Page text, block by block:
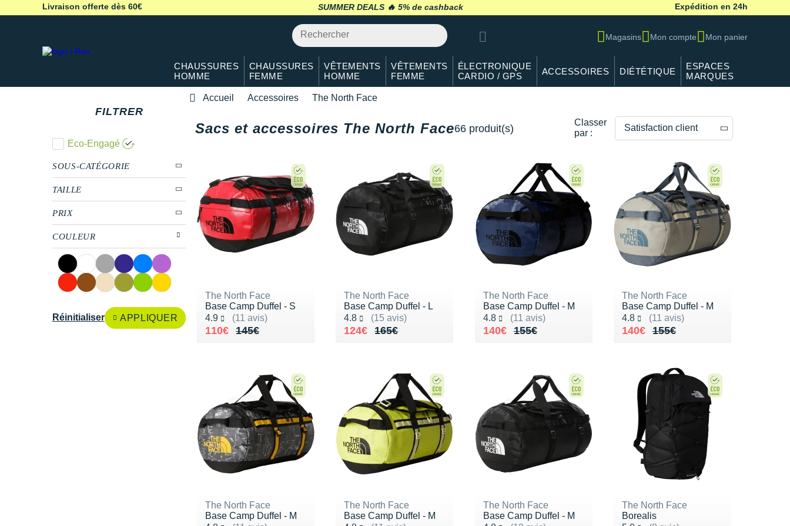
Livraison offerte dès 60€ SUMMER DEALS 🔥 retour 30 jours* Expédition en 24h
Magasins Mon compte Mon panier
CHAUSSURES
HOMME
CHAUSSURES
FEMME
VÊTEMENTS
HOMME
VÊTEMENTS
FEMME
ÉLECTRONIQUE
CARDIO / GPS
ACCESSOIRES DIÉTÉTIQUE
ESPACES
MARQUES
Accueil Accessoires The North Face
FILTRER
Eco-Engagé
SOUS-CATÉGORIE
TAILLE
PRIX
COULEUR
Réinitialiser APPLIQUER
Sacs et accessoires The North Face66 produit(s)
Classer
par :
Satisfaction client
Prix croissants
Satisfaction client
The North Face
Base Camp Duffel - S
4.9
(11 avis)
Noté 4.9 sur 5
145€
Au lieu de 145€
110€
Vendu 110€
The North Face
Base Camp Duffel - L
4.8
(15 avis)
Noté 4.8 sur 5
165€
Au lieu de 165€
124€
Vendu 124€
The North Face
Base Camp Duffel - M
4.8
(11 avis)
Noté 4.8 sur 5
155€
Au lieu de 155€
140€
Vendu 140€
The North Face
Base Camp Duffel - M
4.8
(11 avis)
Noté 4.8 sur 5
155€
Au lieu de 155€
140€
Vendu 140€
The North Face
Base Camp Duffel - M
The North Face
Base Camp Duffel - M
The North Face
Base Camp Duffel - M
The North Face
Borealis